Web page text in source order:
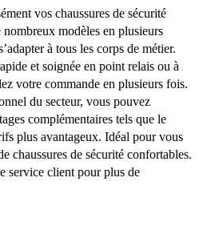
vos chaussures de sécurité
modèles en plusieurs
à tous les corps de métier.
et soignée en point relais ou à
votre commande en plusieurs fois.
du secteur, vous pouvez
complémentaires tels que le
plus avantageux. Idéal pour vous
chaussures de sécurité confortables.
service client pour plus de